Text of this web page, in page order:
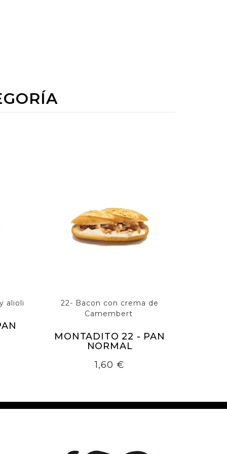
alioli
22- Bacon con crema de
Camembert
MONTADITO 22 - PAN
NORMAL
Precio
1,60 €